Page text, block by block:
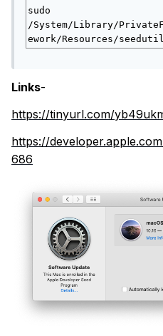
sudo
/System/Library/
ework/Resources/
Links-
https://tinyurl.com/
https://
686